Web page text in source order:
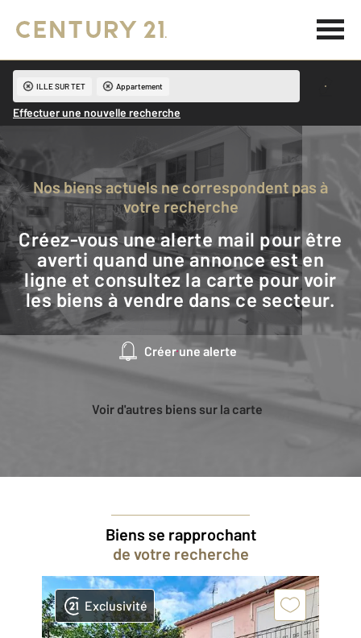
ILLE SUR TET Appartement
Effectuer une nouvelle recherche
Nos biens actuels ne correspondent pas à
votre recherche
Créez-vous une alerte mail pour être
averti quand une annonce est en
ligne et consultez la carte pour voir
les biens à vendre dans ce secteur.
Créer une alerte
Voir d'autres biens sur la carte
Biens se rapprochant
de votre recherche
Exclusivité